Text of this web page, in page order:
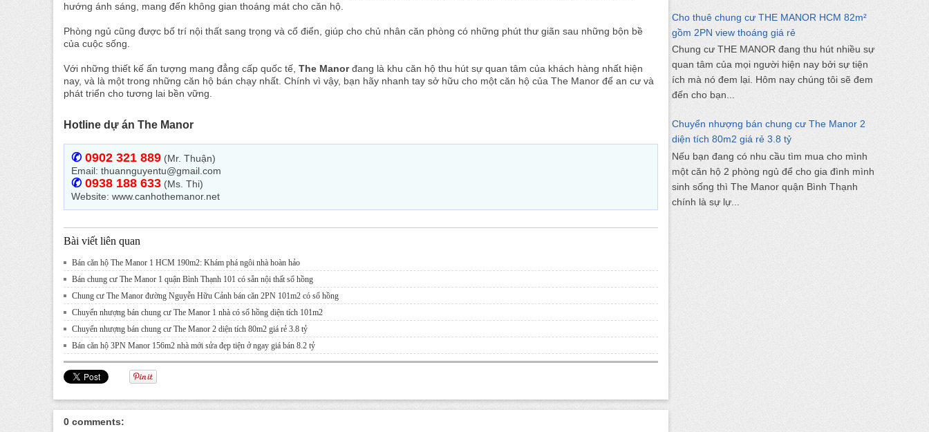
hướng ánh sáng, mang đến không gian thoáng mát cho căn hộ.
Phòng ngủ cũng được bố trí nội thất sang trọng và cổ điển, giúp cho chủ nhân căn phòng có những phút thư giãn sau những bộn bề
của cuộc sống.
Với những thiết kế ấn tượng mang đẳng cấp quốc tế, The Manorđang là khu căn hộ thu hút sự quan tâm của khách hàng nhất hiện
nay, và là một trong những căn hộ bán chạy nhất. Chính vì vậy, bạn hãy nhanh tay sở hữu cho một căn hộ của The Manor để an cư và
phát triển cho tương lai bền vững.
Hotline dự án The Manor
✆ 0902 321 889 (Mr. Thuận)
Email: thuannguyentu@gmail.com
✆ 0938 188 633 (Ms. Thi)
Website: www.canhothemanor.net
Bài viết liên quan
Bán căn hộ The Manor 1 HCM 190m2: Khám phá ngôi nhà hoàn hảo
Bán chung cư The Manor 1 quận Bình Thạnh 101 có sẵn nội thất sổ hồng
Chung cư The Manor đường Nguyễn Hữu Cảnh bán căn 2PN 101m2 có sổ hồng
Chuyển nhượng bán chung cư The Manor 1 nhà có sổ hồng diện tích 101m2
Chuyển nhượng bán chung cư The Manor 2 diện tích 80m2 giá rẻ 3.8 tỷ
Bán căn hộ 3PN Manor 156m2 nhà mới sửa đẹp tiện ở ngay giá bán 8.2 tỷ
0 comments:
Cho thuê chung cư THE MANOR HCM 82m²
gồm 2PN view thoáng giá rẻ
Chung cư THE MANOR đang thu hút nhiều sự
quan tâm của mọi người hiện nay bởi sự tiện
ích mà nó đem lại. Hôm nay chúng tôi sẽ đem
đến cho bạn...
Chuyển nhượng bán chung cư The Manor 2
diện tích 80m2 giá rẻ 3.8 tỷ
Nếu bạn đang có nhu cầu tìm mua cho mình
một căn hộ 2 phòng ngủ để cho gia đình mình
sinh sống thì The Manor quận Bình Thạnh
chính là sự lự...